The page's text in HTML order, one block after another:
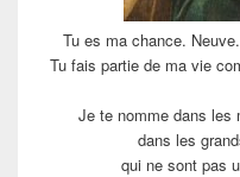
Tu es ma chance.
Tu fais partie de ma vie
Je te nomme dans les
dans les
qui ne sont pas